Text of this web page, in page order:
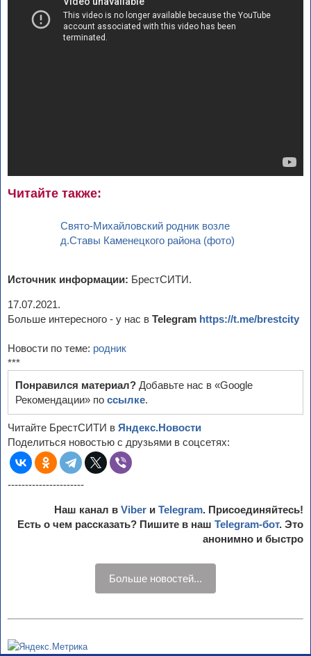
Читайте также:
Свято-Михайловский родник возле
д.Ставы Каменецкого района (фото)
Источник информации: БрестСИТИ.
17.07.2021.
Больше интересного - у нас в Telegram https://t.me/brestcity
Новости по теме: родник
***
Понравился материал? Добавьте нас в «Google
Рекомендации» по ссылке.
Читайте БрестСИТИ в Яндекс.Новости
Поделиться новостью с друзьями в соцсетях:
----------------------
Наш канал в Viber и Telegram. Присоединяйтесь!
Есть о чем рассказать? Пишите в наш Telegram-бот. Это
анонимно и быстро
Больше новостей...